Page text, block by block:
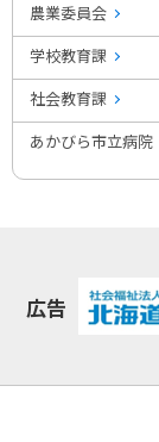
農業委員会
学校教育課
社会教育課
あかびら市立病院
広告